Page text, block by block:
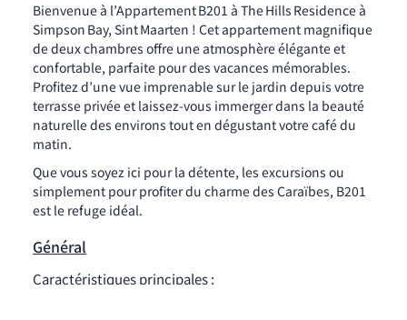
Bienvenue à l’Appartement B201 à The Hills Residence à
Simpson Bay, Sint Maarten ! Cet appartement magnifique
de deux chambres offre une atmosphère élégante et
confortable, parfaite pour des vacances mémorables.
Profitez d’une vue imprenable sur le jardin depuis votre
terrasse privée et laissez-vous immerger dans la beauté
naturelle des environs tout en dégustant votre café du
matin.
Que vous soyez ici pour la détente, les excursions ou
simplement pour profiter du charme des Caraïbes, B201
est le refuge idéal.
Général
Caractéristiques principales :